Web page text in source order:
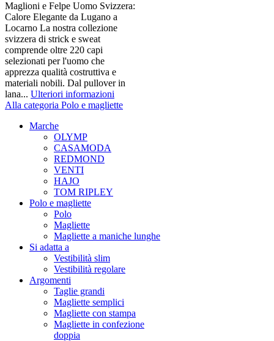
Maglioni e Felpe Uomo Svizzera:
Calore Elegante da Lugano a
Locarno La nostra collezione
svizzera di strick e sweat
comprende oltre 220 capi
selezionati per l'uomo che
apprezza qualità costruttiva e
materiali nobili. Dal pullover in
lana... Ulteriori informazioni
Alla categoria Polo e magliette
Marche
OLYMP
CASAMODA
REDMOND
VENTI
HAJO
TOM RIPLEY
Polo e magliette
Polo
Magliette
Magliette a maniche lunghe
Si adatta a
Vestibilità slim
Vestibilità regolare
Argomenti
Taglie grandi
Magliette semplici
Magliette con stampa
Magliette in confezione
doppia